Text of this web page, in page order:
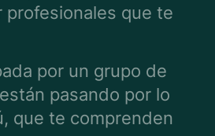
profesionales que te
por un grupo de
pasando por lo
que te comprenden